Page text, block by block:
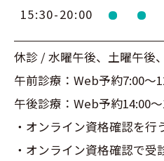
15:30-20:00
休診 / 水曜午後、土曜午後
午前診療：Web予約7:00～
午後診療：Web予約14:00
・オンライン資格確認を行
・オンライン資格確認で